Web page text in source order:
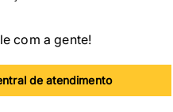
com a gente!
de atendimento